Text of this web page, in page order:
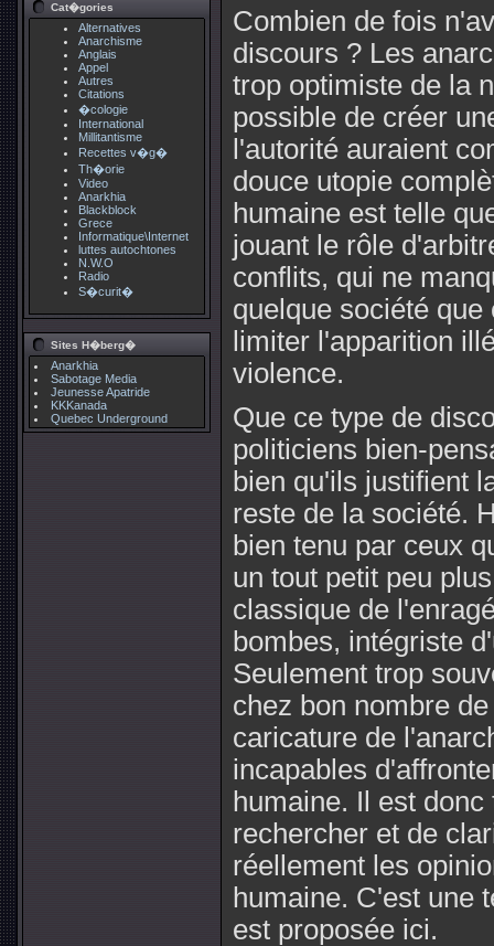
Cat�gories
Alternatives
Anarchisme
Anglais
Appel
Autres
Citations
�cologie
International
Millitantisme
Recettes v�g�
Th�orie
Video
Anarkhia
Blackblock
Grece
Informatique\Internet
luttes autochtones
N.W.O
Radio
S�curit�
Sites H�berg�
Anarkhia
Sabotage Media
Jeunesse Apatride
KKKanada
Quebec Underground
Combien de fois
discours ? Les
trop optimiste de la
possible de créer
l'autorité auraient
douce utopie
humaine est telle
jouant le rôle
conflits, qui ne
quelque société
limiter l'apparition
violence.
Que ce type de
politiciens bien-
bien qu'ils justifient
reste de la société.
bien tenu par ceux
un tout petit peu
classique de
bombes, intégriste
Seulement trop
chez bon nombre
caricature de
incapables
humaine. Il est
rechercher et de
réellement les
humaine. C'est une
est proposée ici.